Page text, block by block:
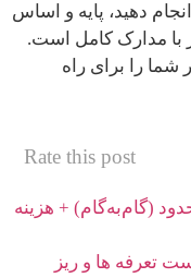
انجام دهید، پایه و اساس
با مدارک کامل است.
شما را برای راه
Rate this post
(گام‌به‌گام) + هزینه
تعرفه ها و ریز